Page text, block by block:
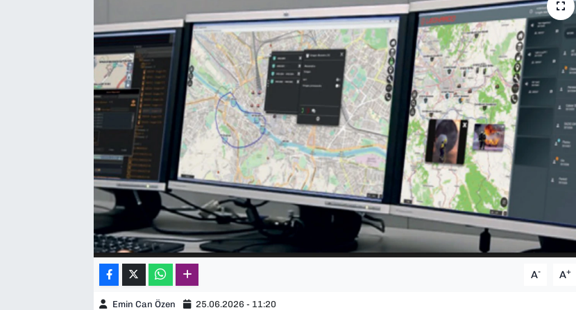
A- A+
Emin Can Özen 25.06.2026 - 11:20
TEKNOLOJİ
YEREL YÖNETİMLER